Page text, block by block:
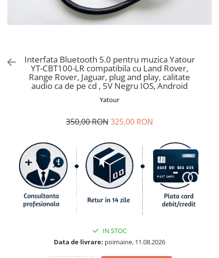
Nissan
Jeep / Crysler / Dodge
Nissan
Opel
Porsche
Interfata Bluetooth 5.0 pentru muzica Yatour
YT-CBT100-LR compatibila cu Land Rover,
Range Rover, Jaguar, plug and play, calitate
audio ca de pe cd , 5V Negru IOS, Android
Yatour
350,00 RON325,00 RON
IN STOC
Data de livrare: poimaine, 11.08.2026